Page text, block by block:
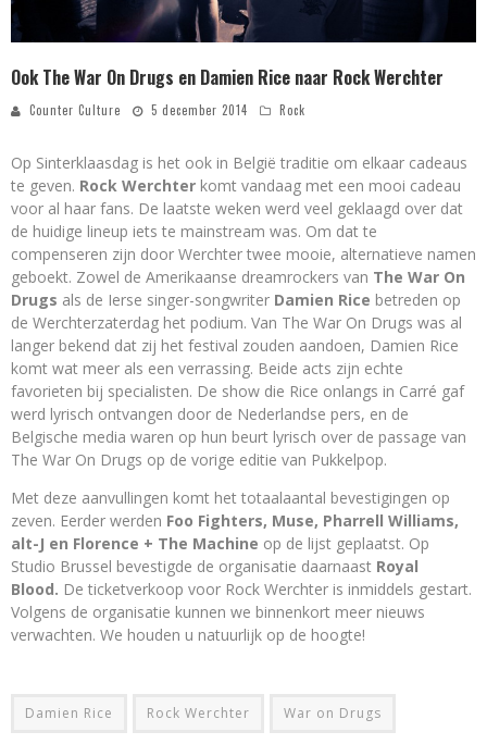
Ook The War On Drugs en Damien Rice naar Rock Werchter
Counter Culture 5 december 2014 Rock
Op Sinterklaasdag is het ook in België traditie om elkaar cadeaus
te geven. Rock Werchter komt vandaag met een mooi cadeau
voor al haar fans. De laatste weken werd veel geklaagd over dat
de huidige lineup iets te mainstream was. Om dat te
compenseren zijn door Werchter twee mooie, alternatieve namen
geboekt. Zowel de Amerikaanse dreamrockers van The War On
Drugs als de Ierse singer-songwriter Damien Rice betreden op
de Werchterzaterdag het podium. Van The War On Drugs was al
langer bekend dat zij het festival zouden aandoen, Damien Rice
komt wat meer als een verrassing. Beide acts zijn echte
favorieten bij specialisten. De show die Rice onlangs in Carré gaf
werd lyrisch ontvangen door de Nederlandse pers, en de
Belgische media waren op hun beurt lyrisch over de passage van
The War On Drugs op de vorige editie van Pukkelpop.
Met deze aanvullingen komt het totaalaantal bevestigingen op
zeven. Eerder werden Foo Fighters, Muse, Pharrell Williams,
alt-J en Florence + The Machine op de lijst geplaatst. Op
Studio Brussel bevestigde de organisatie daarnaast Royal
Blood. De ticketverkoop voor Rock Werchter is inmiddels gestart.
Volgens de organisatie kunnen we binnenkort meer nieuws
verwachten. We houden u natuurlijk op de hoogte!
Damien Rice Rock Werchter War on Drugs